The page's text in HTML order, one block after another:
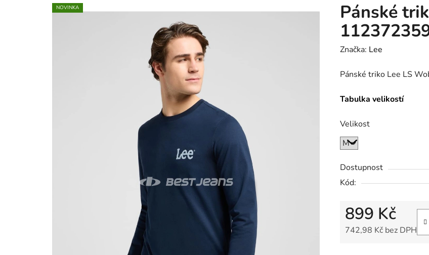
Pánské
Značka: Lee
Pánské triko Lee LS
Tabulka velikostí
Velikost
Dostupnost
Kód:
899 Kč
742,98 Kč bez DPH
NOVINKA